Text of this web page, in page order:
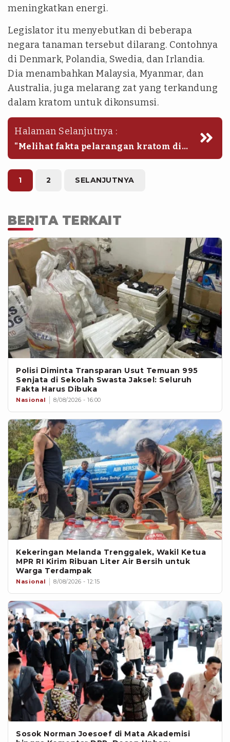
meningkatkan energi.
Legislator itu menyebutkan di beberapa
negara tanaman tersebut dilarang. Contohnya
di Denmark, Polandia, Swedia, dan Irlandia.
Dia menambahkan Malaysia, Myanmar, dan
Australia, juga melarang zat yang terkandung
dalam kratom untuk dikonsumsi.
Halaman Selanjutnya :
"Melihat fakta pelarangan kratom di
berbagai negara dan pernyataan BNN
yang menyatakan kratom adalah
narkotika, maka yang harus dilihat
tidak hanya nilai ekonomi dari kratom
masyarakat," ujarnya.
1 2 SELANJUTNYA
BERITA TERKAIT
Polisi Diminta Transparan Usut Temuan 995
Senjata di Sekolah Swasta Jaksel: Seluruh
Fakta Harus Dibuka
Nasional 8/08/2026 - 16:00
Kekeringan Melanda Trenggalek, Wakil Ketua
MPR RI Kirim Ribuan Liter Air Bersih untuk
Warga Terdampak
Nasional 8/08/2026 - 12:15
Sosok Norman Joesoef di Mata Akademisi